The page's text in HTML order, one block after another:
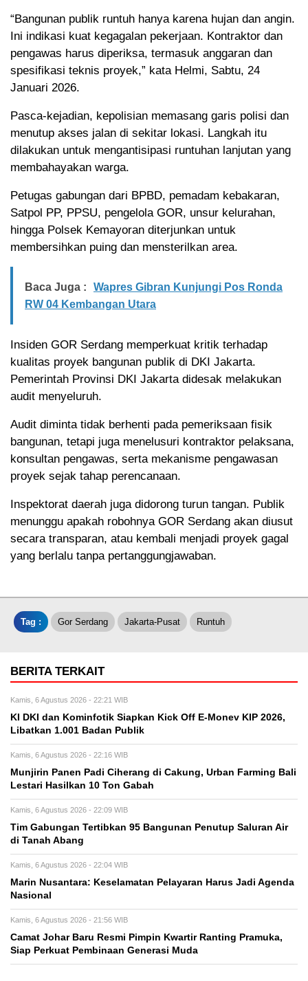
“Bangunan publik runtuh hanya karena hujan dan angin.
Ini indikasi kuat kegagalan pekerjaan. Kontraktor dan
pengawas harus diperiksa, termasuk anggaran dan
spesifikasi teknis proyek,” kata Helmi, Sabtu, 24
Januari 2026.
Pasca-kejadian, kepolisian memasang garis polisi dan
menutup akses jalan di sekitar lokasi. Langkah itu
dilakukan untuk mengantisipasi runtuhan lanjutan yang
membahayakan warga.
Petugas gabungan dari BPBD, pemadam kebakaran,
Satpol PP, PPSU, pengelola GOR, unsur kelurahan,
hingga Polsek Kemayoran diterjunkan untuk
membersihkan puing dan mensterilkan area.
Baca Juga :
Wapres Gibran Kunjungi Pos Ronda
RW 04 Kembangan Utara
Insiden GOR Serdang memperkuat kritik terhadap
kualitas proyek bangunan publik di DKI Jakarta.
Pemerintah Provinsi DKI Jakarta didesak melakukan
audit menyeluruh.
Audit diminta tidak berhenti pada pemeriksaan fisik
bangunan, tetapi juga menelusuri kontraktor pelaksana,
konsultan pengawas, serta mekanisme pengawasan
proyek sejak tahap perencanaan.
Inspektorat daerah juga didorong turun tangan. Publik
menunggu apakah robohnya GOR Serdang akan diusut
secara transparan, atau kembali menjadi proyek gagal
yang berlalu tanpa pertanggungjawaban.
Tag : Gor Serdang Jakarta-Pusat Runtuh
BERITA TERKAIT
Kamis, 6 Agustus 2026 - 22:21 WIB
KI DKI dan Kominfotik Siapkan Kick Off E-Monev KIP 2026,
Libatkan 1.001 Badan Publik
Kamis, 6 Agustus 2026 - 22:16 WIB
Munjirin Panen Padi Ciherang di Cakung, Urban Farming Bali
Lestari Hasilkan 10 Ton Gabah
Kamis, 6 Agustus 2026 - 22:09 WIB
Tim Gabungan Tertibkan 95 Bangunan Penutup Saluran Air
di Tanah Abang
Kamis, 6 Agustus 2026 - 22:04 WIB
Marin Nusantara: Keselamatan Pelayaran Harus Jadi Agenda
Nasional
Kamis, 6 Agustus 2026 - 21:56 WIB
Camat Johar Baru Resmi Pimpin Kwartir Ranting Pramuka,
Siap Perkuat Pembinaan Generasi Muda